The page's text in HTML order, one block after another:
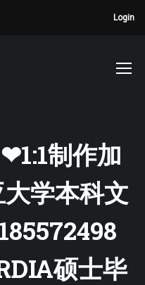
Login
制作加
学本科文
硕士毕